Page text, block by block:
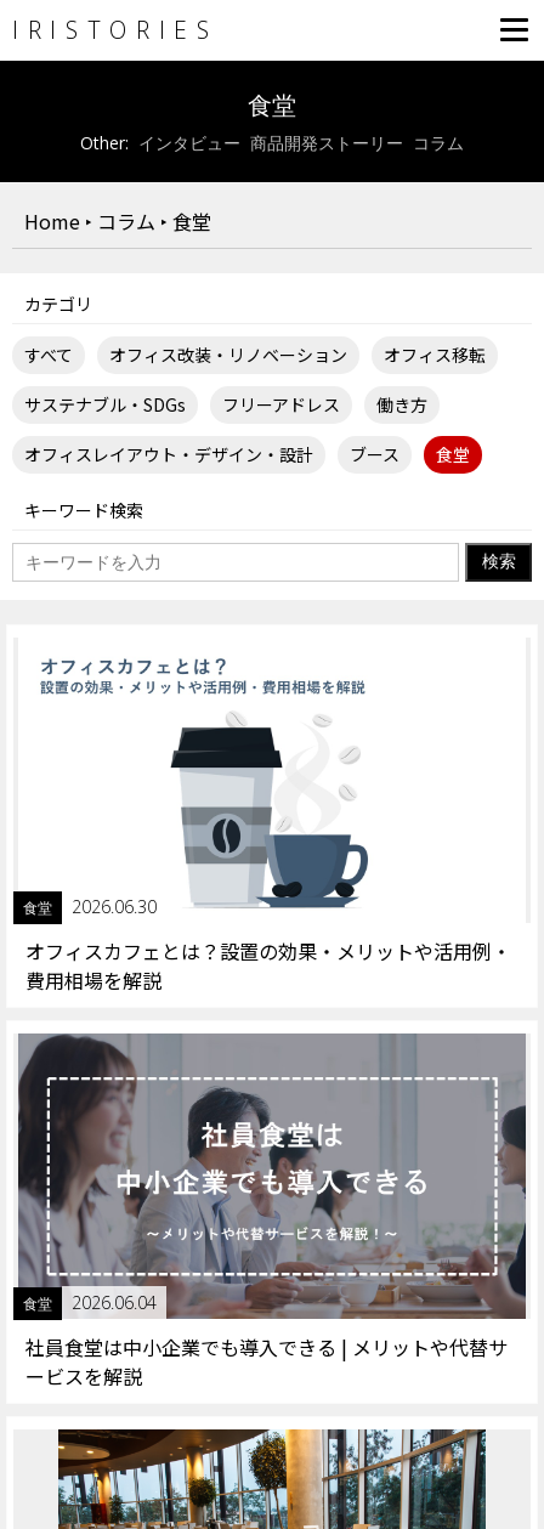
IRISTORIES
食堂
インタビュー 商品開発ストーリー コラム
Home ‣ コラム ‣ 食堂
カテゴリ
すべて オフィス改装・リノベーション オフィス移転
サステナブル・SDGs フリーアドレス 働き方
オフィスレイアウト・デザイン・設計 ブース 食堂
キーワード検索
食堂 2026.06.30
オフィスカフェとは？設置の効果・メリットや活用例・
費用相場を解説
食堂 2026.06.04
社員食堂は中小企業でも導入できる | メリットや代替サ
ービスを解説